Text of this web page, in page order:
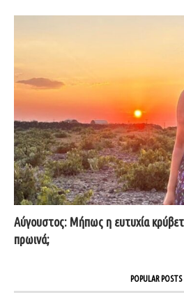
Αύγουστος: Μήπως η ευτυχία
πρωινά;
POPULAR POSTS